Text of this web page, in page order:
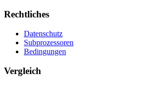
Rechtliches
Datenschutz
Subprozessoren
Bedingungen
Vergleich